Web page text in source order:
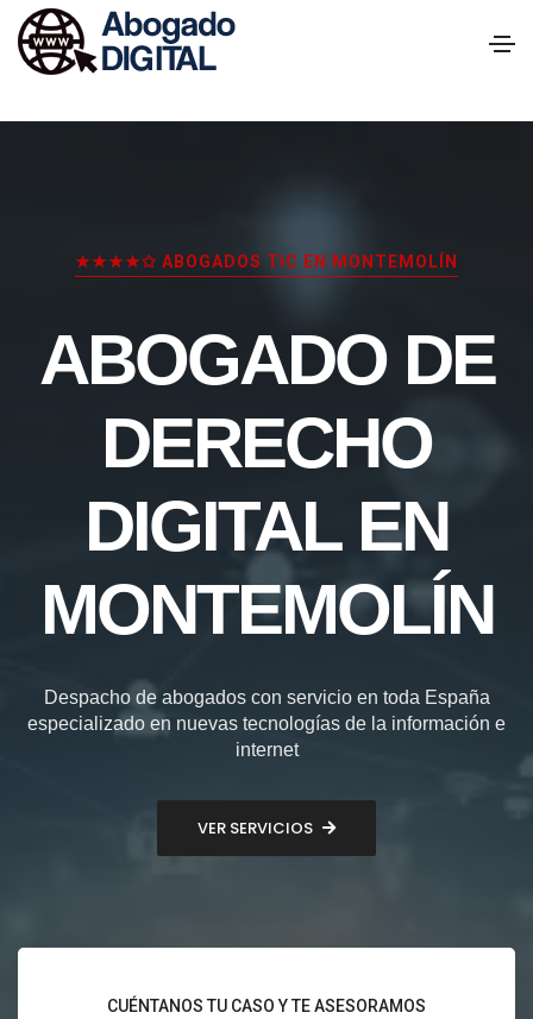
★★★★✩ ABOGADOS TIC EN MONTEMOLÍN
ABOGADO DE
DERECHO
DIGITAL EN
MONTEMOLÍN
Despacho de abogados con servicio en toda España
especializado en nuevas tecnologías de la información e
internet
VER SERVICIOS
CUÉNTANOS TU CASO Y TE ASESORAMOS